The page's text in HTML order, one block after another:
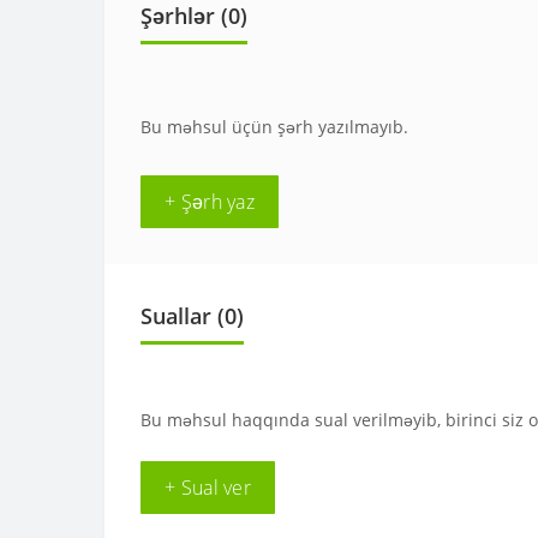
Şərhlər (0)
Bu məhsul üçün şərh yazılmayıb.
+ Şərh yaz
Suallar (0)
Bu məhsul haqqında sual verilməyib, birinci siz
+ Sual ver